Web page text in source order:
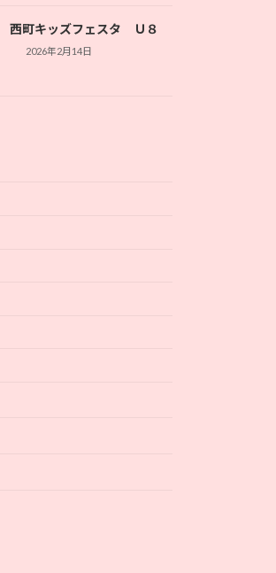
西町キッズフェスタ Ｕ８
2026年2月14日